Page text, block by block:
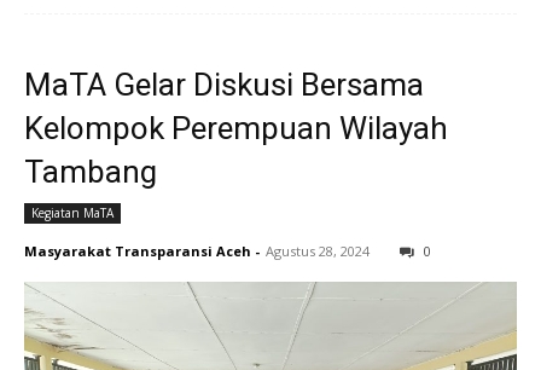
MaTA Gelar Diskusi Bersama
Kelompok Perempuan Wilayah
Tambang
Kegiatan MaTA
Masyarakat Transparansi Aceh - Agustus 28, 2024 0